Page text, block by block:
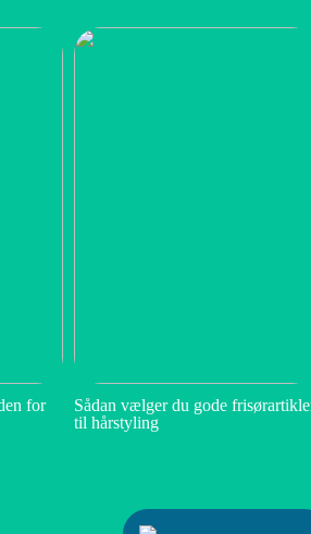
for
Sådan vælger du gode
til hårstyling